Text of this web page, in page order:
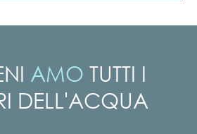
AMO TUTTI I
DELL'ACQUA